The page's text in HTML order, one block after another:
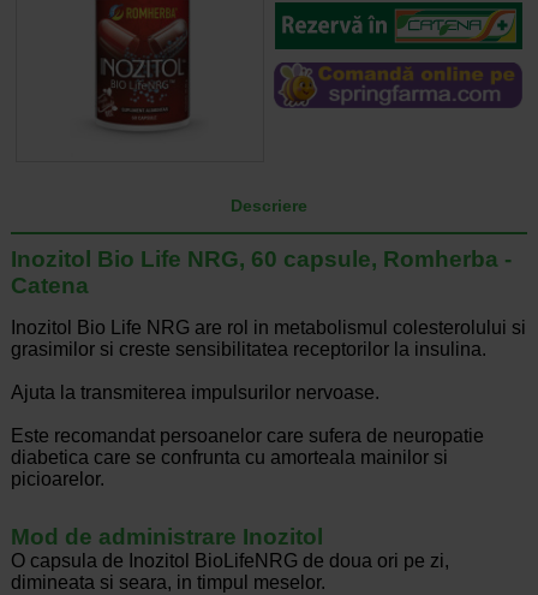
Descriere
Inozitol Bio Life NRG, 60 capsule, Romherba -
Catena
Inozitol Bio Life NRG are rol in metabolismul colesterolului si
grasimilor si creste sensibilitatea receptorilor la insulina.
Ajuta la transmiterea impulsurilor nervoase.
Este recomandat persoanelor care sufera de neuropatie
diabetica care se confrunta cu amorteala mainilor si
picioarelor.
Mod de administrare Inozitol
O capsula de Inozitol BioLifeNRG de doua ori pe zi,
dimineata si seara, in timpul meselor.